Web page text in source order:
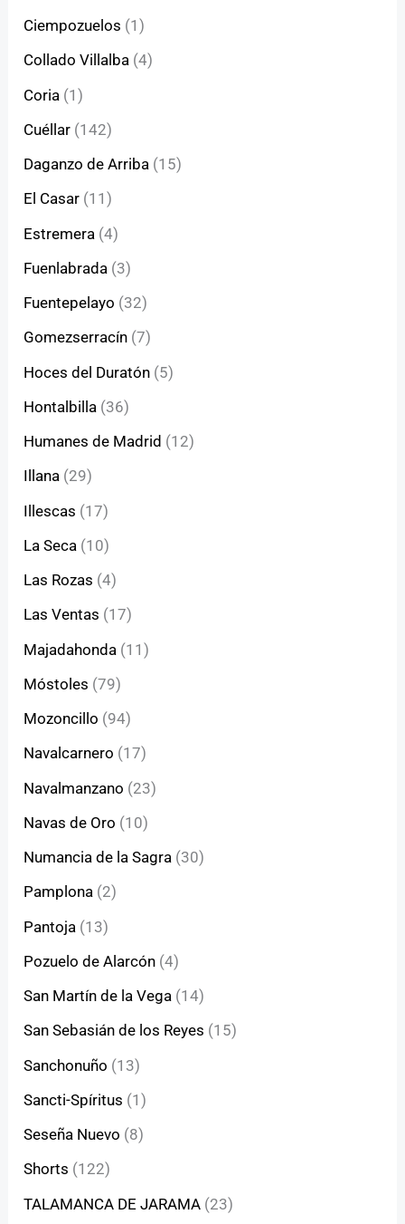
Ciempozuelos (1)
Collado Villalba (4)
Coria (1)
Cuéllar (142)
Daganzo de Arriba (15)
El Casar (11)
Estremera (4)
Fuenlabrada (3)
Fuentepelayo (32)
Gomezserracín (7)
Hoces del Duratón (5)
Hontalbilla (36)
Humanes de Madrid (12)
Illana (29)
Illescas (17)
La Seca (10)
Las Rozas (4)
Las Ventas (17)
Majadahonda (11)
Móstoles (79)
Mozoncillo (94)
Navalcarnero (17)
Navalmanzano (23)
Navas de Oro (10)
Numancia de la Sagra (30)
Pamplona (2)
Pantoja (13)
Pozuelo de Alarcón (4)
San Martín de la Vega (14)
San Sebasián de los Reyes (15)
Sanchonuño (13)
Sancti-Spíritus (1)
Seseña Nuevo (8)
Shorts (122)
TALAMANCA DE JARAMA (23)